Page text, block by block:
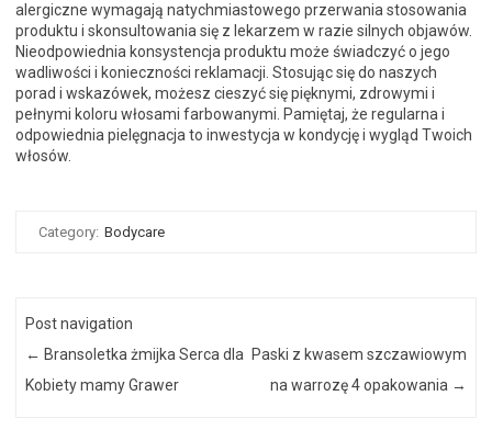
alergiczne wymagają natychmiastowego przerwania stosowania
produktu i skonsultowania się z lekarzem w razie silnych objawów.
Nieodpowiednia konsystencja produktu może świadczyć o jego
wadliwości i konieczności reklamacji. Stosując się do naszych
porad i wskazówek, możesz cieszyć się pięknymi, zdrowymi i
pełnymi koloru włosami farbowanymi. Pamiętaj, że regularna i
odpowiednia pielęgnacja to inwestycja w kondycję i wygląd Twoich
włosów.
Category: Bodycare
Post navigation
← Bransoletka żmijka Serca dla
Kobiety mamy Grawer
Paski z kwasem szczawiowym
na warrozę 4 opakowania →